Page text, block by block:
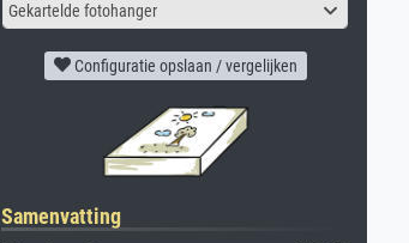
Gekartelde fotohanger
Configuratie opslaan / vergelijken
Samenvatting